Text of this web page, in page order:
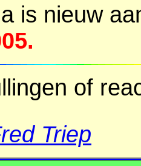
is nieuw
of
Triep